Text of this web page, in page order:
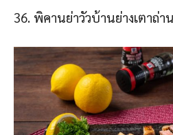
36. พิคานย่าวัวบ้านย่างเตาถ่า